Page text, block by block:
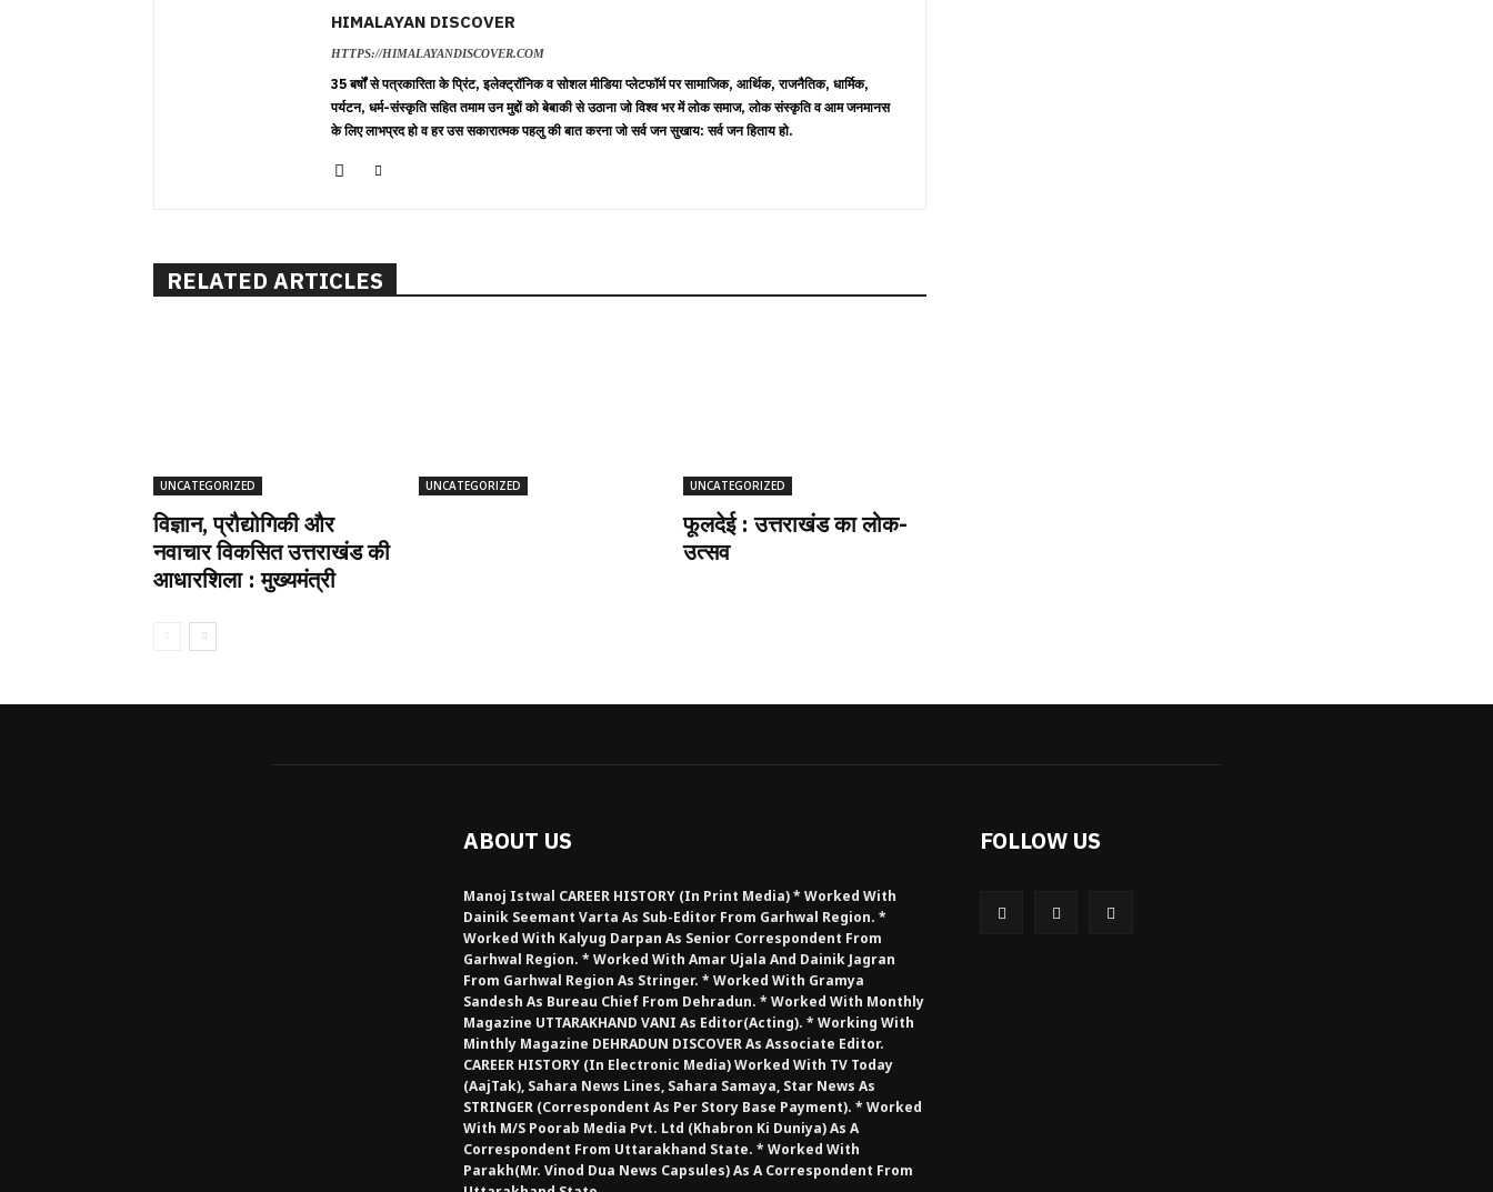
HIMALAYAN DISCOVER
HTTPS://HIMALAYANDISCOVER.COM
35 बर्षों से पत्रकारिता के प्रिंट, इलेक्ट्रॉनिक व सोशल मीडिया प्लेटफॉर्म पर सामाजिक, आर्थिक, राजनैतिक, धार्मिक,
पर्यटन, धर्म-संस्कृति सहित तमाम उन मुद्दों को बेबाकी से उठाना जो विश्व भर में लोक समाज, लोक संस्कृति व आम जनमानस
के लिए लाभप्रद हो व हर उस सकारात्मक पहलु की बात करना जो सर्व जन सुखाय: सर्व जन हिताय हो.
RELATED ARTICLES
UNCATEGORIZED
विज्ञान, प्रौद्योगिकी और
नवाचार विकसित उत्तराखंड की
आधारशिला : मुख्यमंत्री
UNCATEGORIZED UNCATEGORIZED
फूलदेई : उत्तराखंड का लोक-
उत्सव
ABOUT US
Manoj Istwal CAREER HISTORY (in Print Media) * Worked With
Dainik Seemant Varta As Sub-Editor From Garhwal Region. *
Worked With Kalyug Darpan As Senior Correspondent From
Garhwal Region. * Worked With Amar Ujala And Dainik Jagran
From Garhwal Region As Stringer. * Worked With Gramya
Sandesh As Bureau Chief From Dehradun. * Worked With Monthly
Magazine UTTARAKHAND VANI As Editor(Acting). * Working With
Minthly Magazine DEHRADUN DISCOVER As Associate Editor.
CAREER HISTORY (in Electronic Media) Worked With TV Today
(AajTak), Sahara News Lines, Sahara Samaya, Star News As
STRINGER (Correspondent As Per Story Base Payment). * Worked
With M/S Poorab Media Pvt. Ltd (Khabron Ki Duniya) As A
Correspondent From Uttarakhand State. * Worked With
Parakh(Mr. Vinod Dua News Capsules) As A Correspondent From
FOLLOW US